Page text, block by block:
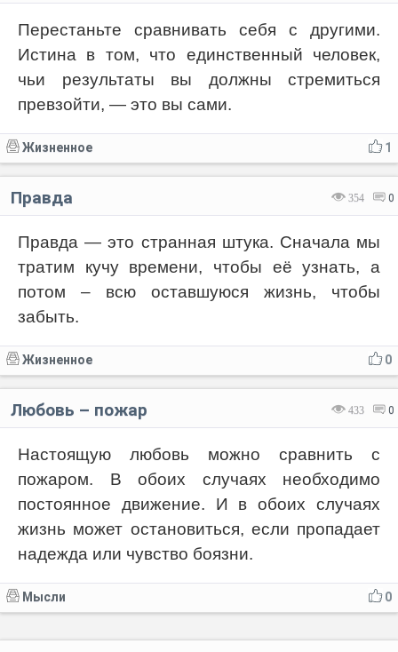
Перестаньте сравнивать себя с другими.
Истина в том, что единственный человек,
чьи результаты вы должны стремиться
превзойти, — это вы сами.
1
Жизненное
354 0
Правда
Правда — это странная штука. Сначала мы
тратим кучу времени, чтобы её узнать, а
потом – всю оставшуюся жизнь, чтобы
забыть.
0
Жизненное
433 0
Любовь – пожар
Настоящую любовь можно сравнить с
пожаром. В обоих случаях необходимо
постоянное движение. И в обоих случаях
жизнь может остановиться, если пропадает
надежда или чувство боязни.
0
Мысли